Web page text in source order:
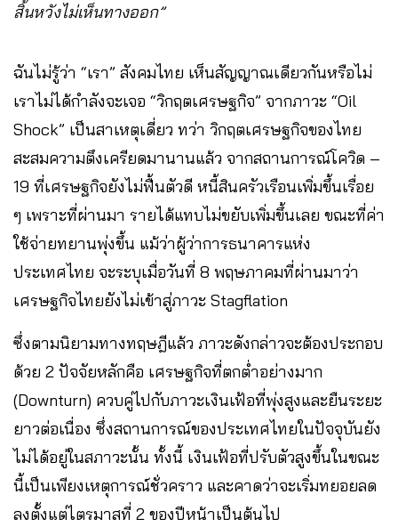
สิ้นหวังไม่เห็นทางออก”
ฉันไม่รู้ว่า “เรา” สังคมไทย เห็นสัญญาณเดียวกันหรือไม่
เราไม่ได้กำลังจะเจอ “วิกฤตเศรษฐกิจ” จากภาวะ “Oil
Shock” เป็นสาเหตุเดี่ยว ทว่า วิกฤตเศรษฐกิจของไทย
สะสมความตึงเครียดมานานแล้ว จากสถานการณ์โควิด –
19 ที่เศรษฐกิจยังไม่ฟื้นตัวดี หนี้สินครัวเรือนเพิ่มขึ้นเรื่อย
ๆ เพราะที่ผ่านมา รายได้แทบไม่ขยับเพิ่มขึ้นเลย ขณะที่ค่า
ใช้จ่ายทยานพุ่งขึ้น แม้ว่าผู้ว่าการธนาคารแห่ง
ประเทศไทย จะระบุเมื่อวันที่ 8 พฤษภาคมที่ผ่านมาว่า
เศรษฐกิจไทยยังไม่เข้าสู่ภาวะ Stagflation
ซึ่งตามนิยามทางทฤษฎีแล้ว ภาวะดังกล่าวจะต้องประกอบ
ด้วย 2 ปัจจัยหลักคือ เศรษฐกิจที่ตกต่ำอย่างมาก
(Downturn) ควบคู่ไปกับภาวะเงินเฟ้อที่พุ่งสูงและยืนระยะ
ยาวต่อเนื่อง ซึ่งสถานการณ์ของประเทศไทยในปัจจุบันยัง
ไม่ได้อยู่ในสภาวะนั้น ทั้งนี้ เงินเฟ้อที่ปรับตัวสูงขึ้นในขณะ
นี้เป็นเพียงเหตุการณ์ชั่วคราว และคาดว่าจะเริ่มทยอยลด
ลงตั้งแต่ไตรมาสที่ 2 ของปีหน้าเป็นต้นไป